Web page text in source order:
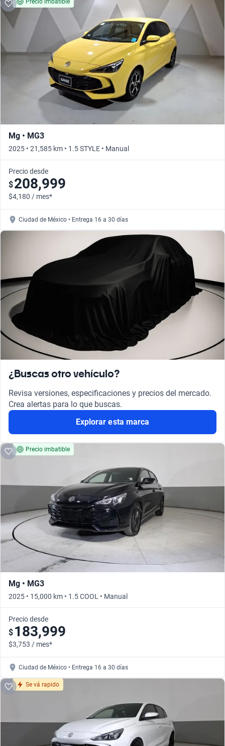
Precio imbatible
Mg • MG3
2025 • 21,585 km • 1.5 STYLE • Manual
Precio desde
$208,999
$4,180 / mes*
Ciudad de México • Entrega 16 a 30 días
¿Buscas otro vehículo?
Revisa versiones, especificaciones y precios del mercado.
Crea alertas para lo que buscas.
Explorar esta marca
Precio imbatible
Mg • MG3
2025 • 15,000 km • 1.5 COOL • Manual
Precio desde
$ 183,999
$3,753 / mes*
Ciudad de México • Entrega 16 a 30 días
Se vá rapido